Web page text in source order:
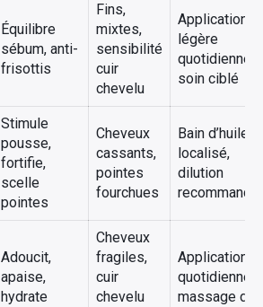
Équilibre
sébum, anti-
frisottis
Fins,
mixtes,
sensibilité
cuir
chevelu
Application
légère
quotidienne
soin ciblé
Stimule
pousse,
fortifie,
scelle
pointes
Cheveux
cassants,
pointes
fourchues
Bain d’huile
localisé,
dilution
Adoucit,
apaise,
hydrate
Cheveux
fragiles,
cuir
chevelu
Application
quotidienne,
massage